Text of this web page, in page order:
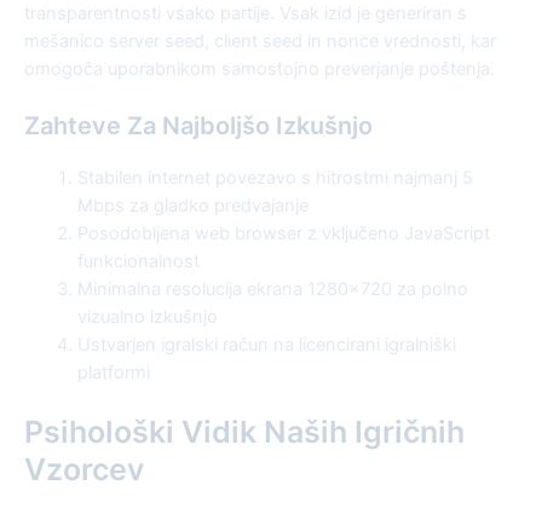
transparentnosti vsako partije. Vsak izid je generiran s
mešanico server seed, client seed in nonce vrednosti, kar
omogoča uporabnikom samostojno preverjanje poštenja.
Zahteve Za Najboljšo Izkušnjo
Stabilen internet povezavo s hitrostmi najmanj 5
Mbps za gladko predvajanje
Posodobljena web browser z vključeno JavaScript
funkcionalnost
Minimalna resolucija ekrana 1280×720 za polno
vizualno izkušnjo
Ustvarjen igralski račun na licencirani igralniški
platformi
Psihološki Vidik Naših Igričnih
Vzorcev